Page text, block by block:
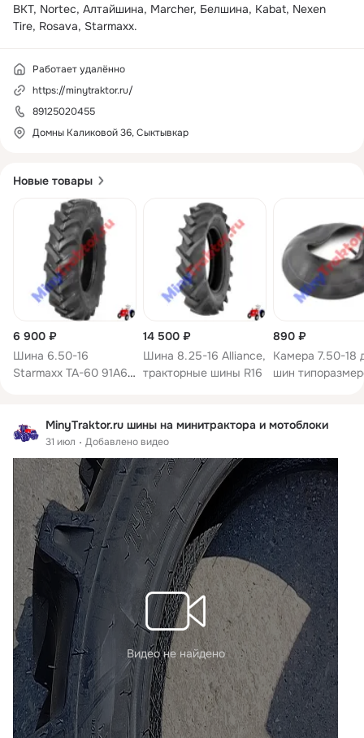
Новые товары
6 900 ₽
Шина 6.50-16
Starmaxx TA-60 91A6
14 500 ₽
Шина 8.25-16 Alliance,
тракторные шины R16
890 ₽
Камера 7.50-18
шин
MinyTraktor.ru шины на минитрактора и мотоблоки
31 июл Добавлено видео
Видео не найдено
BKT, Nortec, Алтайшина, Marcher, Белшина, Kabat, Nexen
Tire, Rosava, Starmaxx.
Работает удалённо
https://minytraktor.ru/
89125020455
Домны Каликовой 36, Сыктывкар